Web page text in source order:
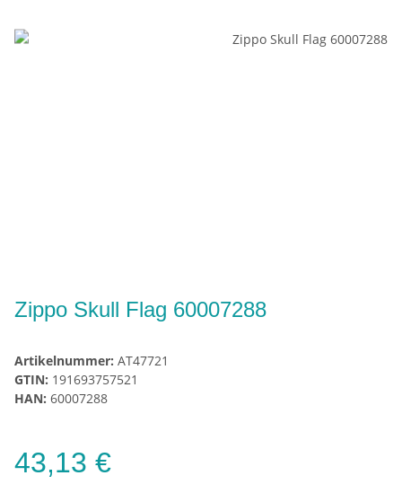
Zippo Skull Flag 60007288
Artikelnummer: AT47721
GTIN: 191693757521
HAN: 60007288
43,13 €